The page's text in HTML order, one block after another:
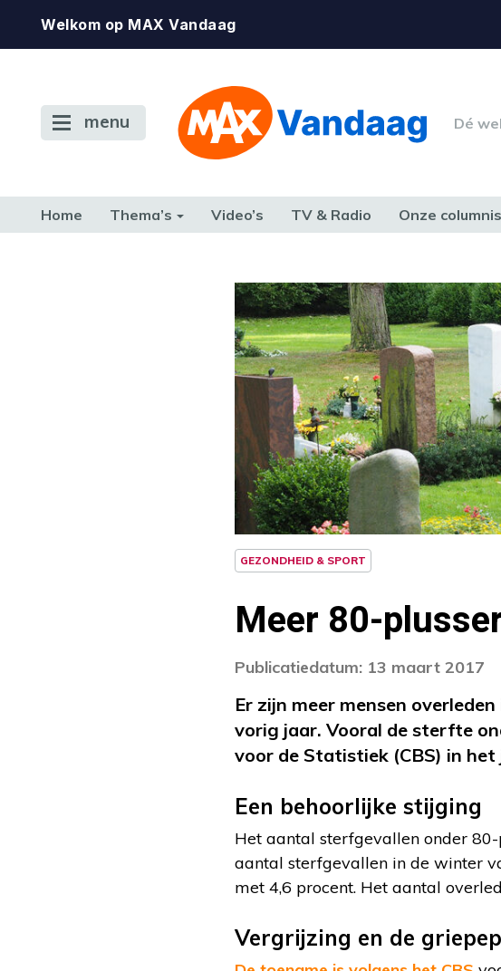
Welkom op MAX Vandaag
menu Dé
Home Thema’s Video’s TV & Radio Onze
GEZONDHEID & SPORT
Meer 80-
Publicatiedatum: 13 maart 2017
Er zijn meer mensen
vorig jaar. Vooral de sterfte
voor de Statistiek (CBS) in
Een behoorlijke stijging
Het aantal sterfgevallen onder
aantal sterfgevallen in de winter
met 4,6 procent. Het aantal
Vergrijzing en de